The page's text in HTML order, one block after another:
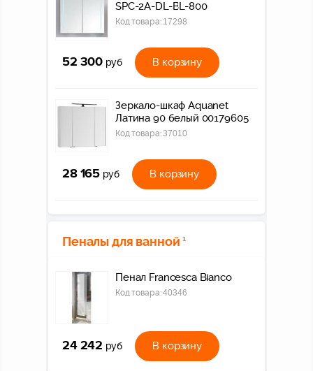
SPC-2A-DL-BL-800
Код товара: 17298
52 300 руб В корзину
Зеркало-шкаф Aquanet
Латина 90 белый 00179605
Код товара:37010
28 165 руб В корзину
Пеналы для ванной 1
Пенал Francesca Bianco
Код товара:40346
24 242 руб В корзину